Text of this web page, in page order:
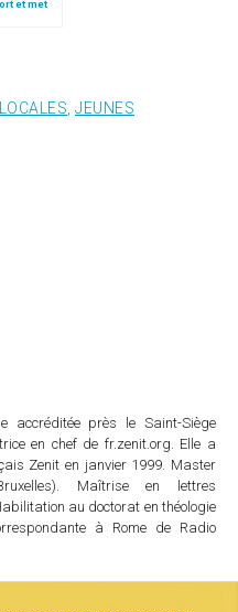
et met
JEUNES
accréditée près le Saint-Siège
en chef de fr.zenit.org. Elle a
Zenit en janvier 1999. Master
Maîtrise en lettres
au doctorat en théologie
à Rome de Radio